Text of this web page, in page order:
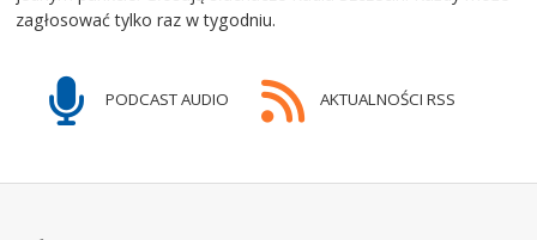
zagłosować tylko raz w tygodniu.
PODCAST AUDIO AKTUALNOŚCI RSS